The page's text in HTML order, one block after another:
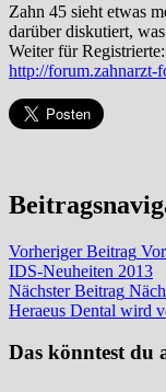
Zahn 45 sieht etwas
darüber diskutiert,
Weiter für Registrierte:
http://
Vorheriger Beitrag
IDS-Neuheiten 2013
Nächster Beitrag
Heraeus Dental wird
Das könntest du